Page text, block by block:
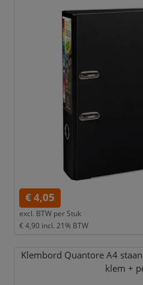
€ 4,05
excl. BTW per Stuk
€ 4,90 incl. 21% BTW
Klembord Quantore A4
klem +